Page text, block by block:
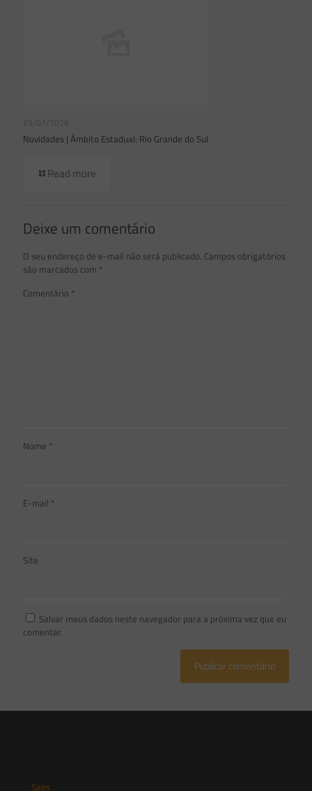
23/07/2026
Novidades | Âmbito Estadual: Rio Grande do Sul
Read more
Deixe um comentário
O seu endereço de e-mail não será publicado. Campos obrigatórios
são marcados com *
Comentário *
Nome *
E-mail *
Site
Salvar meus dados neste navegador para a próxima vez que eu
comentar.
Saes